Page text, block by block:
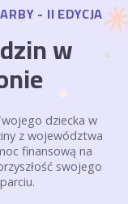
- II EDYCJA
w
dziecka w
z województwa
finansową na
swojego